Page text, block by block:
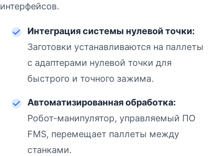
интерфейсов.
Интеграция системы нулевой точки:
Заготовки устанавливаются на паллеты
с адаптерами нулевой точки для
быстрого и точного зажима.
Автоматизированная обработка:
Робот-манипулятор, управляемый ПО
FMS, перемещает паллеты между
станками.